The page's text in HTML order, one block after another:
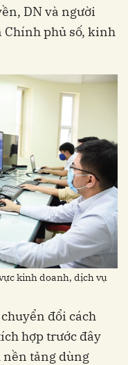
DN và người
Chính phủ số, kinh
kinh doanh, dịch vụ
đổi cách
hợp trước đây
nền tảng dùng